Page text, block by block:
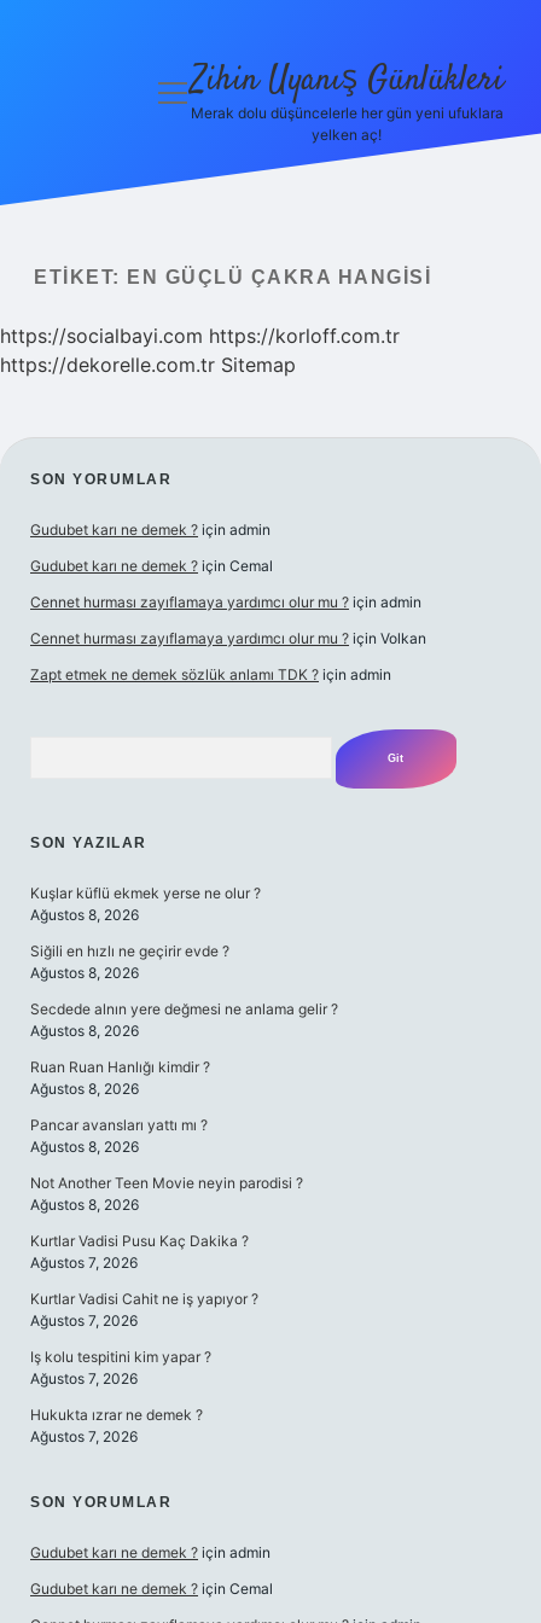
Politikası
menüyü
Zihin Uyanış Günlükleri
Merak dolu düşüncelerle her gün yeni ufuklara
yelken aç!
ETIKET: EN GÜÇLÜ ÇAKRA HANGISI
https://socialbayi.com https://korloff.com.tr
https://dekorelle.com.tr Sitemap
SIDEBAR
SON YORUMLAR
Gudubet karı ne demek ? için admin
Gudubet karı ne demek ? için Cemal
Cennet hurması zayıflamaya yardımcı olur mu ? için admin
Cennet hurması zayıflamaya yardımcı olur mu ? için Volkan
Zapt etmek ne demek sözlük anlamı TDK ? için admin
SON YAZILAR
Kuşlar küflü ekmek yerse ne olur ?
Ağustos 8, 2026
Siğili en hızlı ne geçirir evde ?
Ağustos 8, 2026
Secdede alnın yere değmesi ne anlama gelir ?
Ağustos 8, 2026
Ruan Ruan Hanlığı kimdir ?
Ağustos 8, 2026
Pancar avansları yattı mı ?
Ağustos 8, 2026
Not Another Teen Movie neyin parodisi ?
Ağustos 8, 2026
Kurtlar Vadisi Pusu Kaç Dakika ?
Ağustos 7, 2026
Kurtlar Vadisi Cahit ne iş yapıyor ?
Ağustos 7, 2026
Iş kolu tespitini kim yapar ?
Ağustos 7, 2026
Hukukta ızrar ne demek ?
Ağustos 7, 2026
SON YORUMLAR
Gudubet karı ne demek ? için admin
Gudubet karı ne demek ? için Cemal